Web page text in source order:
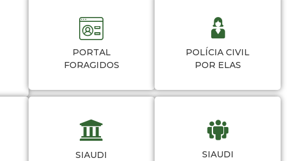
PORTAL
FORAGIDOS
POLÍCIA CIVIL
POR ELAS
SIAUDI
SIAUDI